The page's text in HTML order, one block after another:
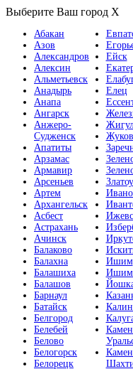
Выберите Ваш город X
Абакан
Азов
Александров
Алексин
Альметьевск
Анадырь
Анапа
Ангарск
Анжеро-
Судженск
Апатиты
Арзамас
Армавир
Арсеньев
Артем
Архангельск
Асбест
Астрахань
Ачинск
Балаково
Балахна
Балашиха
Балашов
Барнаул
Батайск
Белгород
Белебей
Белово
Белогорск
Белорецк
Ейск
Елец
Ишим